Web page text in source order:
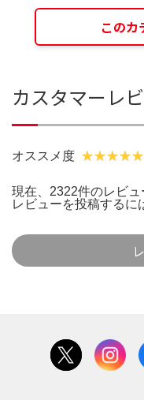
このカ
カスタマーレ
オススメ度
現在、2322件のレビュ
レビューを投稿するに